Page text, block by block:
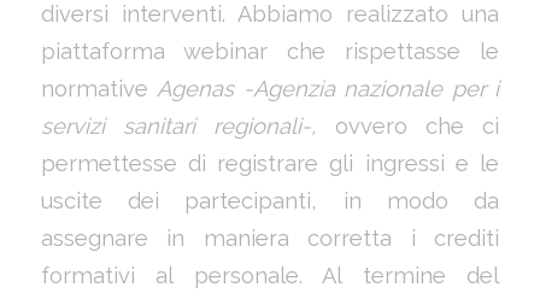
diversi interventi. Abbiamo realizzato una
piattaforma webinar che rispettasse le
normativeAgenas -Agenzia nazionale per i
servizi sanitari regionali-, ovvero che ci
permettesse di registrare gli ingressi e le
uscite dei partecipanti, in modo da
assegnare in maniera corretta i crediti
formativi al personale. Al termine del